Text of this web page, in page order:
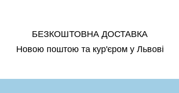
БЕЗКОШТОВНА ДОСТАВКА
Новою поштою та кур'єром у Львові